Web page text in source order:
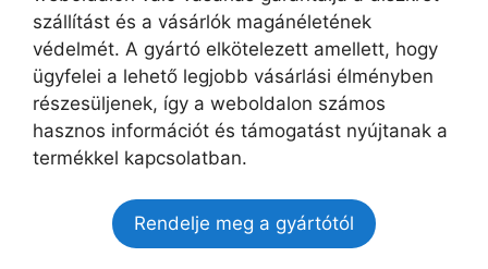
szállítást és a vásárlók magánéletének
védelmét. A gyártó elkötelezett amellett, hogy
ügyfelei a lehető legjobb vásárlási élményben
részesüljenek, így a weboldalon számos
hasznos információt és támogatást nyújtanak a
termékkel kapcsolatban.
Rendelje meg a gyártótól